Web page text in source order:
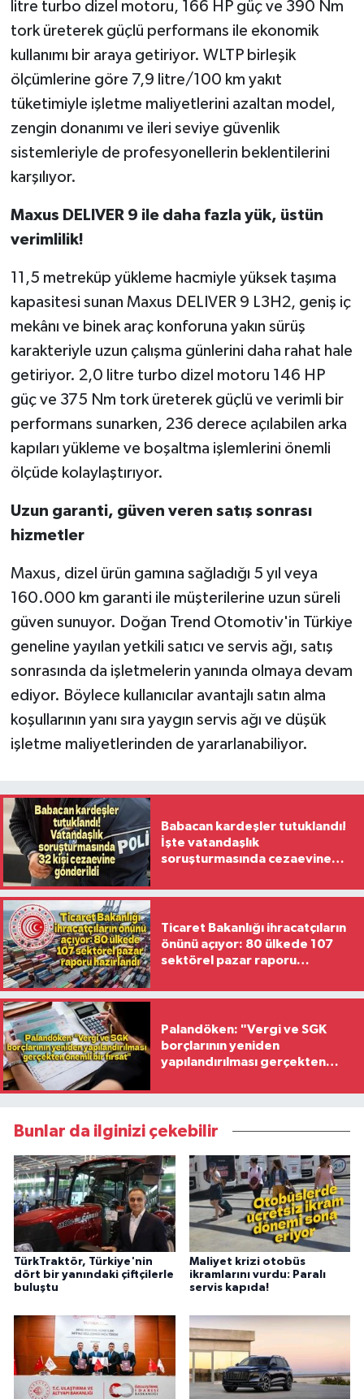
litre turbo dizel motoru, 166 HP güç ve 390 Nm
tork üreterek güçlü performans ile ekonomik
kullanımı bir araya getiriyor. WLTP birleşik
ölçümlerine göre 7,9 litre/100 km yakıt
tüketimiyle işletme maliyetlerini azaltan model,
zengin donanımı ve ileri seviye güvenlik
sistemleriyle de profesyonellerin beklentilerini
karşılıyor.
Maxus DELIVER 9 ile daha fazla yük, üstün
verimlilik!
11,5 metreküp yükleme hacmiyle yüksek taşıma
kapasitesi sunan Maxus DELIVER 9 L3H2, geniş iç
mekânı ve binek araç konforuna yakın sürüş
karakteriyle uzun çalışma günlerini daha rahat hale
getiriyor. 2,0 litre turbo dizel motoru 146 HP
güç ve 375 Nm tork üreterek güçlü ve verimli bir
performans sunarken, 236 derece açılabilen arka
kapıları yükleme ve boşaltma işlemlerini önemli
ölçüde kolaylaştırıyor.
Uzun garanti, güven veren satış sonrası
hizmetler
Maxus, dizel ürün gamına sağladığı 5 yıl veya
160.000 km garanti ile müşterilerine uzun süreli
güven sunuyor. Doğan Trend Otomotiv'in Türkiye
geneline yayılan yetkili satıcı ve servis ağı, satış
sonrasında da işletmelerin yanında olmaya devam
ediyor. Böylece kullanıcılar avantajlı satın alma
koşullarının yanı sıra yaygın servis ağı ve düşük
işletme maliyetlerinden de yararlanabiliyor.
Babacan kardeşler tutuklandı!
İşte vatandaşlık
soruşturmasında cezaevine
Ticaret Bakanlığı ihracatçıların
önünü açıyor: 80 ülkede 107
sektörel pazar raporu
Palandöken: "Vergi ve SGK
borçlarının yeniden
yapılandırılması gerçekten
Bunlar da ilginizi çekebilir
TürkTraktör, Türkiye'nin
dört bir yanındaki çiftçilerle
buluştu
Maliyet krizi otobüs
ikramlarını vurdu: Paralı
servis kapıda!